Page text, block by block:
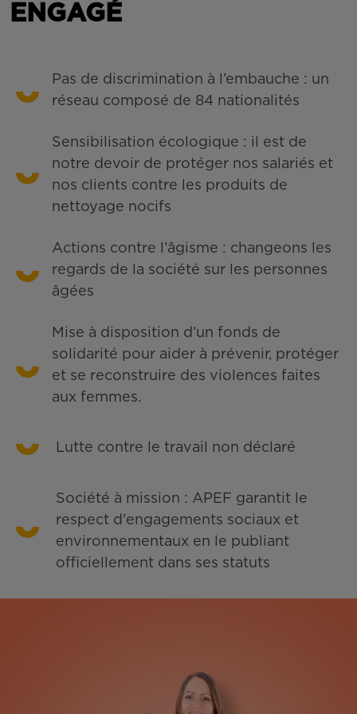
ENGAGÉ
Pas de discrimination à l’embauche : un
réseau composé de 84 nationalités
Sensibilisation écologique : il est de
notre devoir de protéger nos salariés et
nos clients contre les produits de
nettoyage nocifs
Actions contre l’âgisme : changeons les
regards de la société sur les personnes
âgées
Mise à disposition d’un fonds de
solidarité pour aider à prévenir, protéger
et se reconstruire des violences faites
aux femmes.
Lutte contre le travail non déclaré
Société à mission : APEF garantit le
respect d'engagements sociaux et
environnementaux en le publiant
officiellement dans ses statuts